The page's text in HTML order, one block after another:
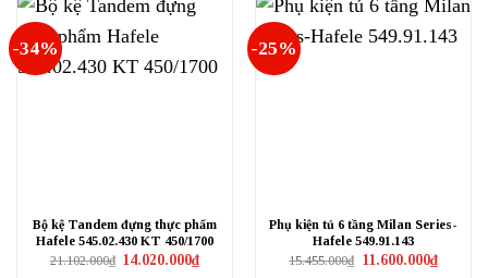
-34%
Bộ kệ Tandem đựng thực phẩm
Hafele 545.02.430 KT 450/1700
21.102.000₫ Giá
14.020.000₫Giá
hiện
-25%
Phụ kiện tủ 6 tầng Milan Series-
Hafele 549.91.143
15.455.000₫ Giá
11.600.000₫Giá
hiện